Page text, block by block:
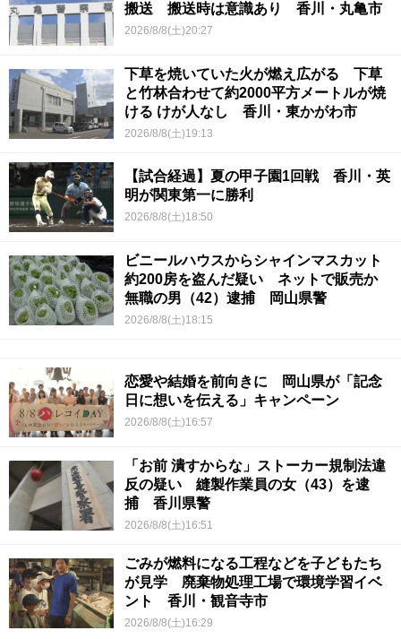
搬送 搬送時は意識あり 香川・丸亀市
2026/8/8(土)20:27
下草を焼いていた火が燃え広がる 下草
と竹林合わせて約2000平方メートルが焼
ける けが人なし 香川・東かがわ市
2026/8/8(土)19:13
【試合経過】夏の甲子園1回戦 香川・英
明が関東第一に勝利
2026/8/8(土)18:50
ビニールハウスからシャインマスカット
約200房を盗んだ疑い ネットで販売か
無職の男（42）逮捕 岡山県警
2026/8/8(土)18:15
恋愛や結婚を前向きに 岡山県が「記念
日に想いを伝える」キャンペーン
2026/8/8(土)16:57
「お前 潰すからな」ストーカー規制法違
反の疑い 縫製作業員の女（43）を逮
捕 香川県警
2026/8/8(土)16:51
ごみが燃料になる工程などを子どもたち
が見学 廃棄物処理工場で環境学習イベ
ント 香川・観音寺市
2026/8/8(土)16:29